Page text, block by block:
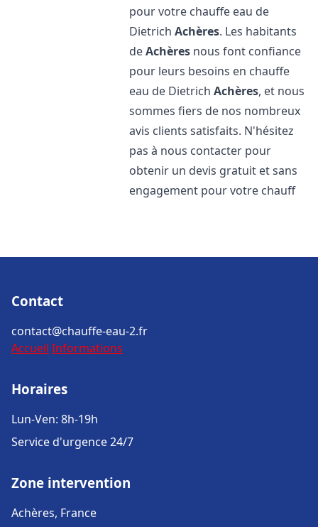
pour votre chauffe eau de
DietrichAchères. Les habitants
deAchères nous font confiance
pour leurs besoins en chauffe
eau de DietrichAchères, et nous
sommes fiers de nos nombreux
avis clients satisfaits. N'hésitez
pas à nous contacter pour
obtenir un devis gratuit et sans
engagement pour votre chauff
Contact
contact@chauffe-eau-2.fr
Accueil Informations
Horaires
Lun-Ven: 8h-19h
Service d'urgence 24/7
Zone intervention
Achères, France